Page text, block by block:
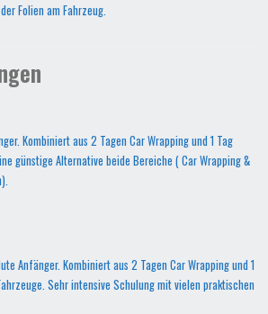
Folien am Fahrzeug.
Kombiniert aus 2 Tagen Car Wrapping und 1 Tag
günstige Alternative beide Bereiche ( Car Wrapping &
Anfänger. Kombiniert aus 2 Tagen Car Wrapping und 1
Sehr intensive Schulung mit vielen praktischen